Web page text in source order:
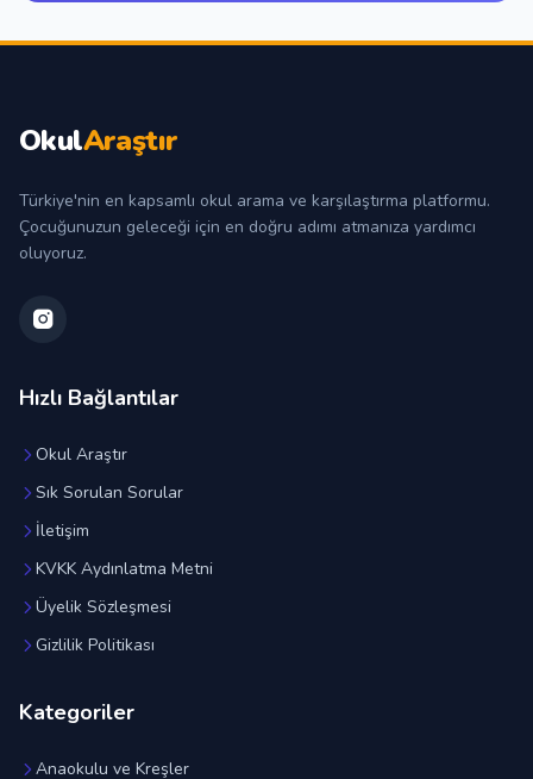
OkulAraştır
Türkiye'nin en kapsamlı okul arama ve karşılaştırma platformu.
Çocuğunuzun geleceği için en doğru adımı atmanıza yardımcı
oluyoruz.
Hızlı Bağlantılar
Okul Araştır
Sık Sorulan Sorular
İletişim
KVKK Aydınlatma Metni
Üyelik Sözleşmesi
Gizlilik Politikası
Kategoriler
Anaokulu ve Kreşler